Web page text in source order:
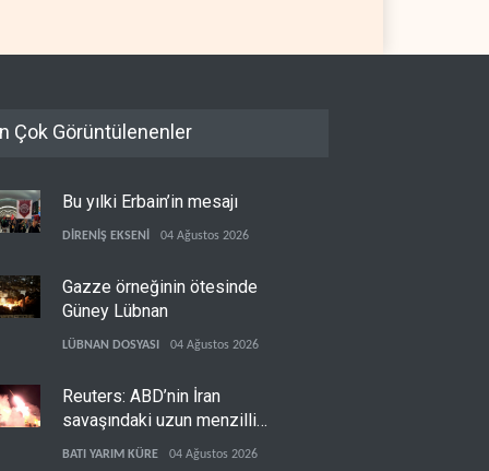
Çok Görüntülenenler
Bu yılki Erbain’in mesajı
DİRENİŞ EKSENİ 04 Ağustos 2026
Gazze örneğinin ötesinde
Güney Lübnan
LÜBNAN DOSYASI 04 Ağustos 2026
Reuters: ABD’nin İran
savaşındaki uzun menzilli
füze stokları tükenme
BATI YARIM KÜRE 04 Ağustos 2026